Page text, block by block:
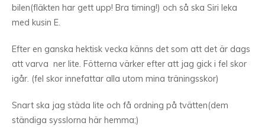
bilen(fläkten har gett upp! Bra timing!) och så ska Siri leka
med kusin E.
Efter en ganska hektisk vecka känns det som att det är dags
att varva ner lite. Fötterna värker efter att jag gick i fel skor
igår. (fel skor innefattar alla utom mina träningsskor)
Snart ska jag städa lite och få ordning på tvätten(dem
ständiga sysslorna här hemma;)